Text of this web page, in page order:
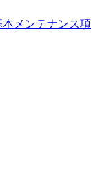
本メンテナンス項